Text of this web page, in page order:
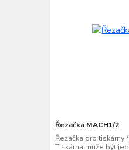
Řezačka MACH1/2
Řezačka pro tiskárny
Tiskárna může být